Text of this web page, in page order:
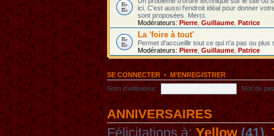
ici. C'est aussi l'endroit idéal pour donner
sont proposées. Merci.
Modérateurs: Pierre Guillaume Patrice
La 'foire à tout'
Permet d'accueillir tout ce qui n'a pas ou
Modérateurs: Pierre Guillaume Patrice
SE CONNECTER•M’ENREGISTRER
Nom d’utilisateur:
Mot de
ANNIVERSAIRES
Félicitations à:Yellow(41),